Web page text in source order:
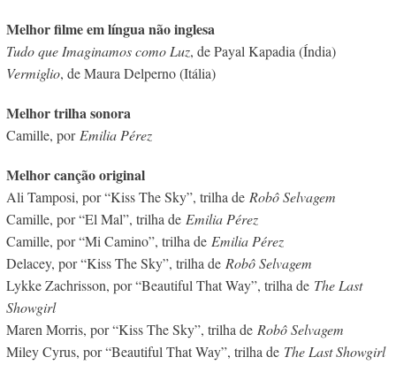
Melhor filme em língua não inglesa
Tudo que Imaginamos como Luz, de Payal Kapadia (Índia)
Vermiglio, de Maura Delperno (Itália)
Melhor trilha sonora
Camille, porEmilia Pérez
Melhor canção original
Ali Tamposi, por “Kiss The Sky”, trilha de Robô Selvagem
Camille, por “El Mal”, trilha de Emilia Pérez
Camille, por “Mi Camino”, trilha deEmilia Pérez
Delacey, por “Kiss The Sky”, trilha de Robô Selvagem
Lykke Zachrisson, por “Beautiful That Way”, trilha de The Last
Showgirl
Maren Morris, por “Kiss The Sky”, trilha de Robô Selvagem
Miley Cyrus, por “Beautiful That Way”, trilha de The Last Showgirl